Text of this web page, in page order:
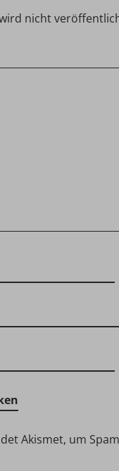
nicht
Akismet, um